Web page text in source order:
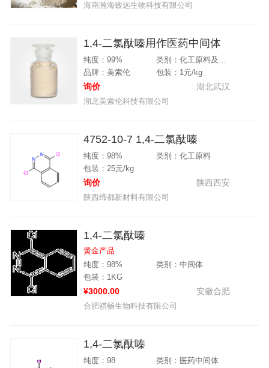
海南瀚海致远生物科技有限公司
1,4-二氯酞嗪用作医药中间体
纯度：99%
类别：化工原料及中间体
品牌：美索伦
包装：1元/kg
询价 湖北武汉
湖北美索伦科技有限公司
4752-10-7 1,4-二氯酞嗪
纯度：98%
类别：化工原料
包装：25元/kg
询价 陕西西安
陕西缔都新材料有限公司
1,4-二氯酞嗪
黄金产品
纯度：98%
类别：中间体
包装：1KG
¥3000.00 安徽合肥
合肥祺畅生物科技有限公司
1,4-二氯酞嗪
纯度：98
类别：医药中间体